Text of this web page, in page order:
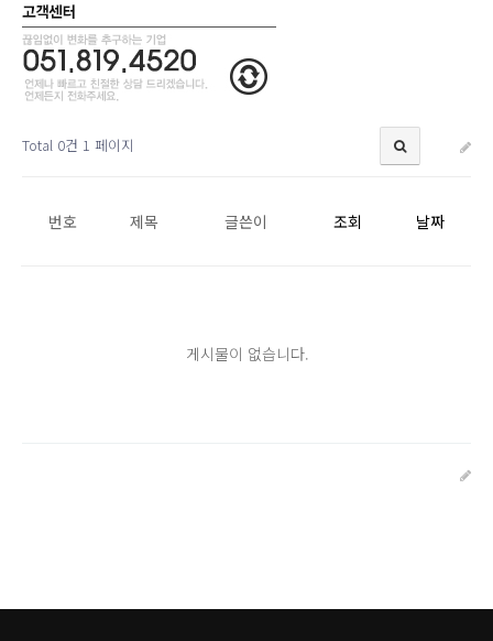
Total 0건 1 페이지
번호 제목 글쓴이 조회 날짜
게시물이 없습니다.